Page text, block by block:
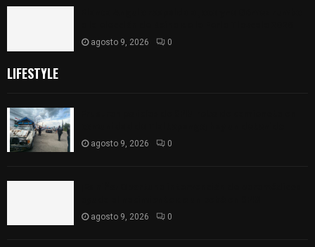
agosto 9, 2026 0
LIFESTYLE
agosto 9, 2026 0
agosto 9, 2026 0